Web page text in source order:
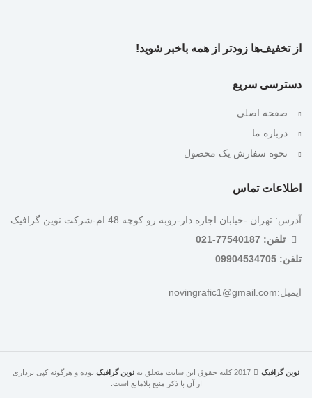
از تخفیف‌ها زودتر از همه باخبر شوید!
دسترسی سریع
صفحه اصلی
درباره ما
نحوه سفارش یک محصول
اطلاعات تماس
آدرس: تهران -خیابان اجاره دار-روبه رو کوچه 48 ام-شرکت نوین گرافیک
تلفن: 77540187-021
تلفن: 09904534705
ایمیل:novingrafic1@gmail.com
نوین گرافیک نوین گرافیک .بوده و هرگونه کپی برداری
از آن با ذکر منبع بلامانع است.